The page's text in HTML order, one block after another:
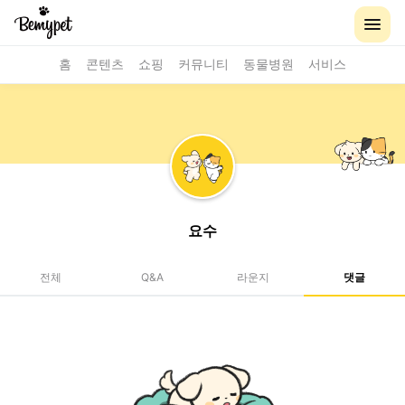
홈 콘텐츠 쇼핑 커뮤니티 동물병원 서비스
요수
전체 Q&A 라운지 댓글